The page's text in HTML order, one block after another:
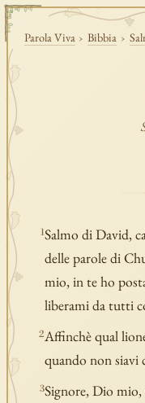
Parola Viva › Bibbia ›
1Salmo di David,
delle parole di
mio, in te ho
liberami da tutti
2Affinchè qual
quando non siavi
3Signore, Dio mio,